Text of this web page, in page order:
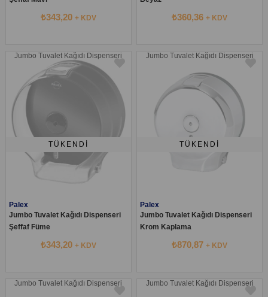
₺343,20 + KDV ₺360,36+ KDV
Jumbo Tuvalet Kağıdı Dispenseri
TÜKENDI
Palex
Jumbo Tuvalet Kağıdı Dispenseri
Şeffaf Füme
₺343,20 + KDV
Jumbo Tuvalet Kağıdı Dispenseri
TÜKENDI
Palex
Jumbo Tuvalet Kağıdı Dispenseri
Krom Kaplama
₺870,87+ KDV
Jumbo Tuvalet Kağıdı Dispenseri Jumbo Tuvalet Kağıdı Dispenseri